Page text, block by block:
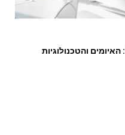
מגמות וטרנדים בסייבר לשנת 2025: האיומים והטכנולוגיות